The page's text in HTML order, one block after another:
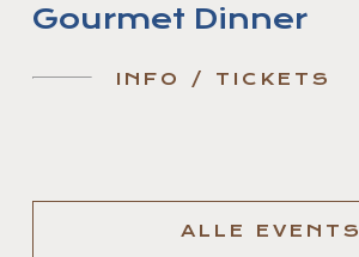
Gourmet Dinner
INFO / TICKETS
ALLE EVENTS